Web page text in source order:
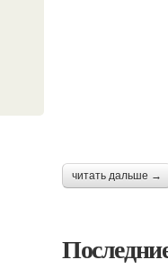
читать дальше →